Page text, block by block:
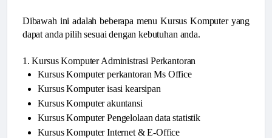
Dibawah ini adalah beberapa menu Kursus Komputer yang
dapat anda pilih sesuai dengan kebutuhan anda.
1. Kursus Komputer Administrasi Perkantoran
Kursus Komputer perkantoran Ms Office
Kursus Komputer isasi kearsipan
Kursus Komputer akuntansi
Kursus Komputer Pengelolaan data statistik
Kursus Komputer Internet & E-Office